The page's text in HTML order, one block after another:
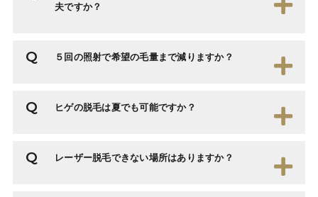
夫ですか？
５回の照射で希望の毛量まで減りますか？
ヒゲの脱毛は夏でも可能ですか？
レーザー脱毛できない場所はありますか？